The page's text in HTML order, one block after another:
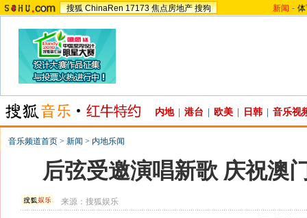
搜狐 ChinaRen 17173 焦点房地产 搜狗 新闻 -
内地 港台 欧美 日韩 音乐视
音乐频道首页 > 新闻 > 内地乐闻
后弦受邀演唱新歌 庆祝澳
来源：搜狐娱乐